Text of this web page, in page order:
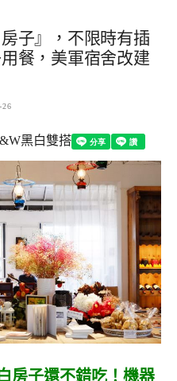
子』，不限時有插
餐，美軍宿舍改建
26
黑白雙搭
房子還不錯吃！機器